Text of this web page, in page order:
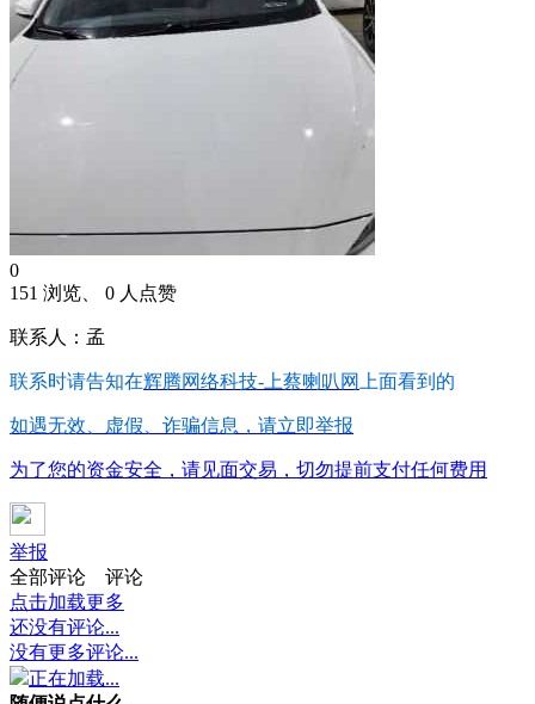
0
151 浏览、 0 人点赞
联系人：孟
联系时请告知在辉腾网络科技-上蔡喇叭网 上面看到的
如遇无效、虚假、诈骗信息，请立即举报
为了您的资金安全，请见面交易，切勿提前支付任何费用
举报
全部评论
评论
点击加载更多
还没有评论...
没有更多评论...
正在加载...